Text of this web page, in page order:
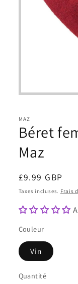
Ouvrir
1
dans
une
modale
MAZ
Béret
Maz
Prix
habituel
£9.99 GBP
Taxes incluses. Frais
Couleur
Vin
Quantité
Quantité